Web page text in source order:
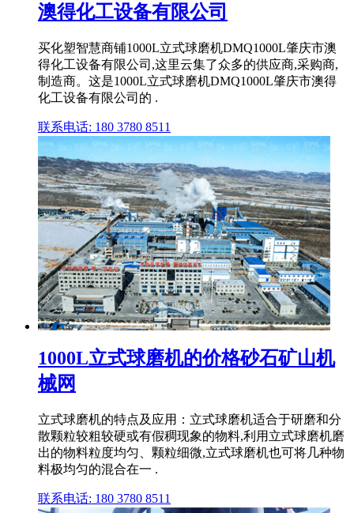
澳得化工设备有限公司
买化塑智慧商铺1000L立式球磨机DMQ1000L肇庆市澳
得化工设备有限公司,这里云集了众多的供应商,采购商,
制造商。这是1000L立式球磨机DMQ1000L肇庆市澳得
化工设备有限公司的 .
联系电话: 180 3780 8511
1000L立式球磨机的价格砂石矿山机
械网
立式球磨机的特点及应用：立式球磨机适合于研磨和分
散颗粒较粗较硬或有假稠现象的物料,利用立式球磨机磨
出的物料粒度均匀、颗粒细微,立式球磨机也可将几种物
料极均匀的混合在一 .
联系电话: 180 3780 8511